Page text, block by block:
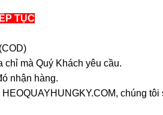
TỤC
chỉ mà Quý Khách yêu cầu.
nhận hàng.
chúng